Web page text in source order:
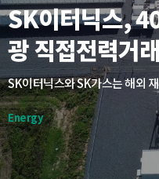
SK이터닉스,
광 직접전력거
Energy